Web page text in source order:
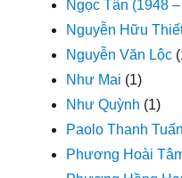
Ngọc Tân (1948
Nguyễn Hữu
Nguyễn Văn Lộc
Như Mai (1)
Như Quỳnh (1)
Paolo Thanh Tuấn
Phương Hoài